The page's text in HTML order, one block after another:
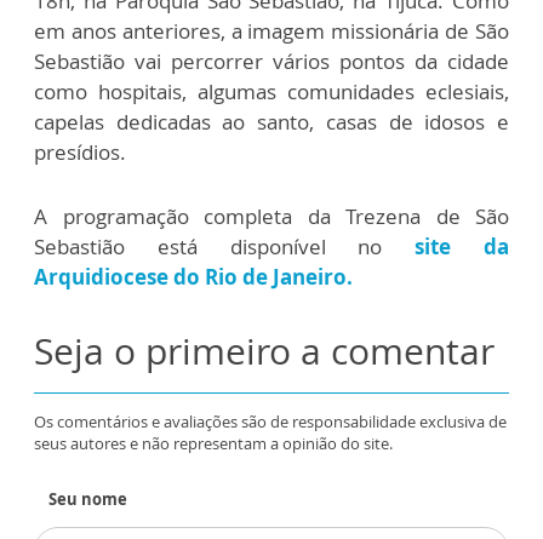
em anos anteriores, a imagem missionária de São
Sebastião vai percorrer vários pontos da cidade
como hospitais, algumas comunidades eclesiais,
capelas dedicadas ao santo, casas de idosos e
presídios.
A programação completa da Trezena de São
Sebastião está disponível nosite da
Arquidiocese do Rio de Janeiro.
Seja o primeiro a comentar
Os comentários e avaliações são de responsabilidade exclusiva de
seus autores e não representam a opinião do site.
Seu nome